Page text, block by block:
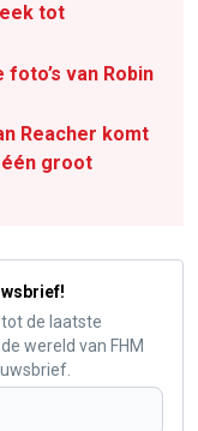
tot
van Robin
Reacher komt
groot
de laatste
wereld van FHM